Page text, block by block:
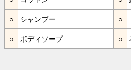
シャンプー
ボディソープ